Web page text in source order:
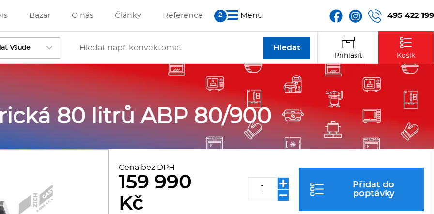
495 422 199
Přihlásit Košík
Bazar O nás Články Reference Menu
Změkčovače
80 litrů ABP 80/900
Cena bez DPH
159 990
Kč
Přidat do
poptávky